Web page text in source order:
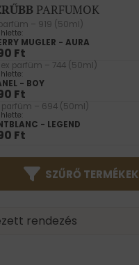
PARFUMOK
– 919 (50ml)
MUGLER - AURA
Ft
parfüm – 744 (50ml)
- BOY
Ft
parfüm – 694 (50ml)
- LEGEND
Ft
SZŰRŐ TERMÉKEK
rendezés